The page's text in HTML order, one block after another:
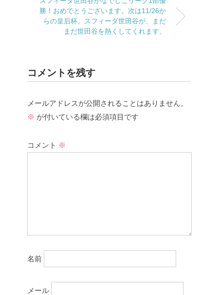
勝！おめでとうございます。次は11/26か
らの皇后杯。スフィーダ世田谷が、まだ
まだ世田谷を熱くしてくれます。
コメントを残す
メールアドレスが公開されることはありません。
※ が付いている欄は必須項目です
コメント ※
名前
メール